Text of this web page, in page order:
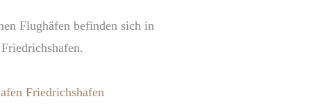
Flughäfen befinden sich in
Friedrichshafen